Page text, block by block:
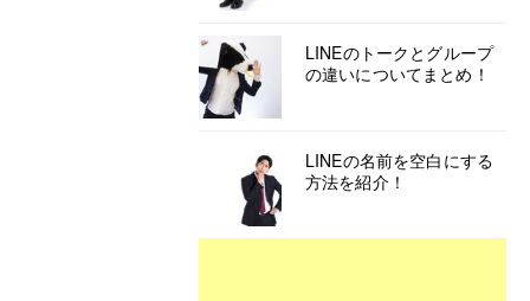
LINEのトークとグループ
の違いについてまとめ！
LINEの名前を空白にする
方法を紹介！